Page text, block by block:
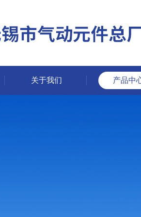
关于我们 产品中